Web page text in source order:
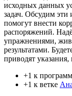
исходных данных
задач. Обсудим эти
помогут внести
распоряжений.
упражнениями,
результатами.
приводят
+1 к
+1 к ветке